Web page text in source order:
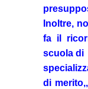
Inoltre,
fa il
scuola di
di